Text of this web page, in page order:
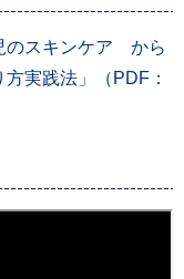
のスキンケア から
実践法」（PDF：